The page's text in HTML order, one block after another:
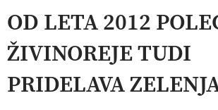
OD LETA 2012
ŽIVINOREJE TUDI
PRIDELAVA